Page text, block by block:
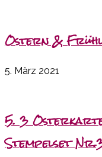
Ostern &
5. März 2021
5. 3
Stempelset